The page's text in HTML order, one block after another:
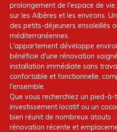
prolongement de l'espace de
sur les Albères et les environs.
des petits-déjeuners ensoleillés
méditerranéennes.
L'appartement développe
bénéficie d'une rénovation
installation immédiate sans
confortable et fonctionnelle,
l'ensemble.
Que vous recherchiez un pied-
investissement locatif ou un
bien réunit de nombreux atouts :
rénovation récente et